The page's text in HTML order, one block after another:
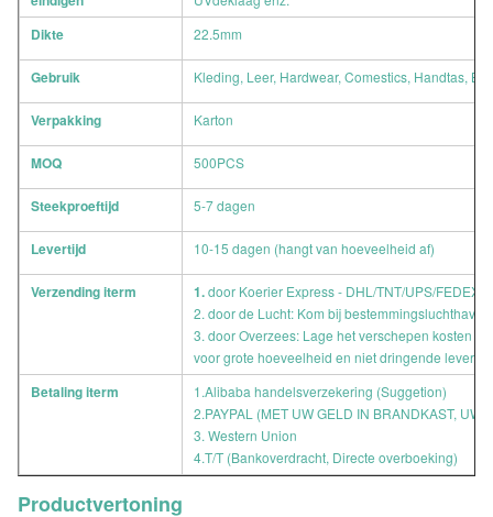
Dikte 22.5mm
Gebruik Kleding, Leer, Hardwear, Comestics, Handtas,
Verpakking Karton
MOQ 500PCS
Steekproeftijd 5-7 dagen
Levertijd 10-15 dagen (hangt van hoeveelheid af)
Verzending iterm 1.door Koerier Express - DHL/TNT/UPS/FEDEX/
2. door de Lucht: Kom bij
3. door Overzees: Lage het verschepen kosten
voor grote hoeveelheid en niet dringende levering
Betaling iterm
1.Alibaba handelsverzekering (Suggetion)
2.PAYPAL (MET UW GELD IN BRANDKAST, UW
3. Western Union
4.T/T (Bankoverdracht, Directe overboeking)
Productvertoning